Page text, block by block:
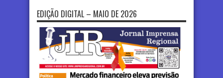
EDIÇÃO DIGITAL – MAIO DE 2026